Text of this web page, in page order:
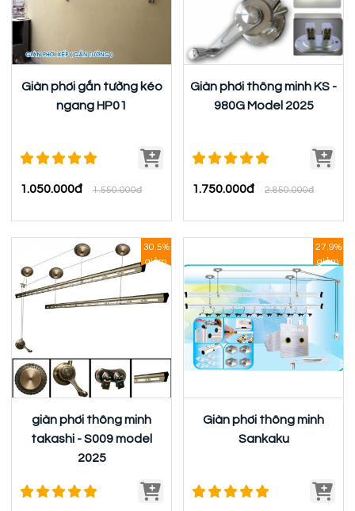
Giàn phơi gắn tường kéo
ngang HP01
1.050.000đ 1.550.000đ
Giàn phơi thông minh KS -
980G Model 2025
1.750.000đ 2.850.000đ
30.5%
giảm
giàn phơi thông minh
takashi - S009 model
2025
27.9%
giảm
Giàn phơi thông minh
Sankaku